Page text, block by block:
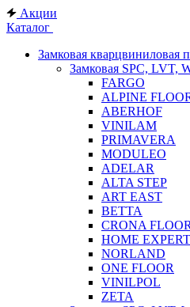
Акции
Каталог
Замковая
Замковая SPC, LVT,
FARGO
ALPINE
ABERHOF
VINILAM
PRIMAVERA
MODULEO
ADELAR
ALTA STEP
ART EAST
BETTA
CRONA FLOOR
HOME EXPERT
NORLAND
ONE FLOOR
VINILPOL
ZETA